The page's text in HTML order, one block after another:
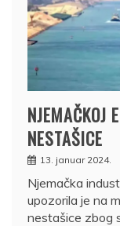
NJEMAČKOJ
NESTAŠICE
13. januar 2024.
Njemačka
upozorila je na
nestašice zbog